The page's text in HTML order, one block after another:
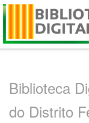
Skip
Biblioteca
do Distrito